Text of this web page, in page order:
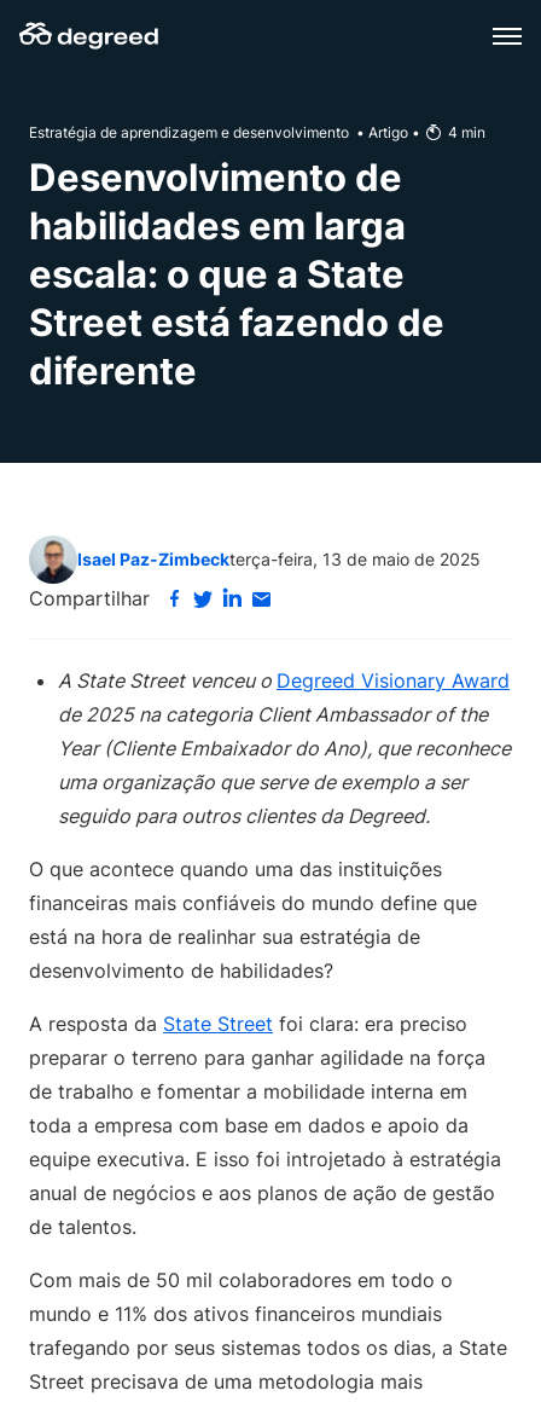
Estratégia de aprendizagem e desenvolvimento • Artigo • 4 min
Desenvolvimento de
habilidades em larga
escala: o que a State
Street está fazendo de
diferente
Isael Paz-Zimbeckterça-feira, 13 de maio de 2025
Compartilhar
A State Street venceu o Degreed Visionary Award
de 2025 na categoria Client Ambassador of the
Year (Cliente Embaixador do Ano), que reconhece
uma organização que serve de exemplo a ser
seguido para outros clientes da Degreed.
O que acontece quando uma das instituições
financeiras mais confiáveis do mundo define que
está na hora de realinhar sua estratégia de
desenvolvimento de habilidades?
A resposta da State Street foi clara: era preciso
preparar o terreno para ganhar agilidade na força
de trabalho e fomentar a mobilidade interna em
toda a empresa com base em dados e apoio da
equipe executiva. E isso foi introjetado à estratégia
anual de negócios e aos planos de ação de gestão
de talentos.
Com mais de 50 mil colaboradores em todo o
mundo e 11% dos ativos financeiros mundiais
trafegando por seus sistemas todos os dias, a State
Street precisava de uma metodologia mais